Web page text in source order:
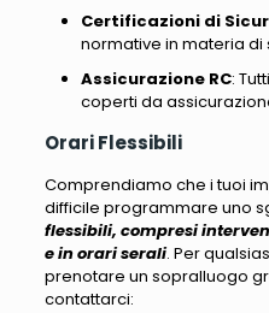
Certificazioni di
normative in materia di
Assicurazione RC:
coperti da
Orari Flessibili
Comprendiamo che i tuoi
difficile programmare uno
flessibili, compresi
e in orari serali. Per
prenotare un sopralluogo
contattarci: